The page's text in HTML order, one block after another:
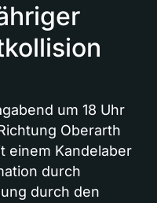
um 18 Uhr
Oberarth
einem Kandelaber
durch
durch den